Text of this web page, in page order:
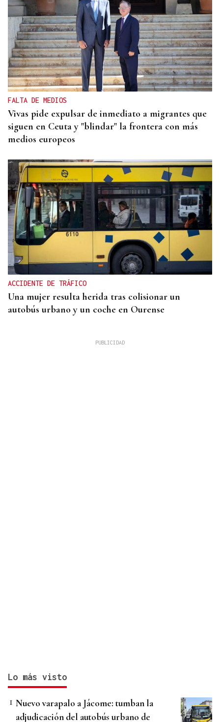
FALTA DE MEDIOS
Vivas pide expulsar de inmediato a migrantes que
siguen en Ceuta y "blindar" la frontera con más
medios europeos
ACCIDENTE DE TRÁFICO
Una mujer resulta herida tras colisionar un
autobús urbano y un coche en Ourense
Lo más visto
Nuevo varapalo a Jácome: tumban la
adjudicación del autobús urbano de